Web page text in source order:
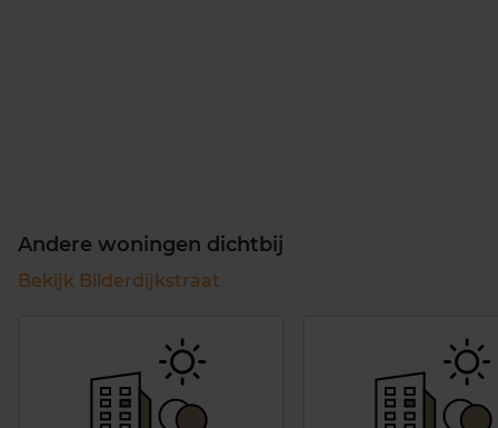
Andere woningen dichtbij
Bekijk Bilderdijkstraat